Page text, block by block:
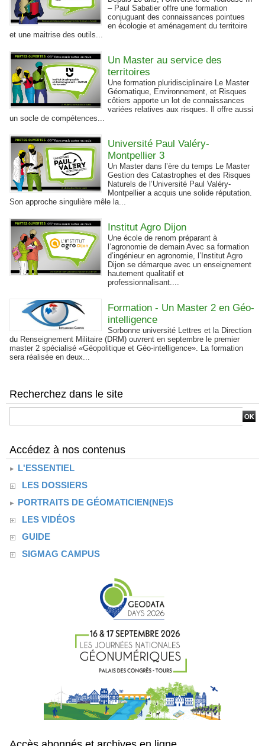
– Paul Sabatier offre une formation
conjuguant des connaissances pointues
en écologie et aménagement du territoire
et une maitrise des outils...
Un Master au service des
territoires
Une formation pluridisciplinaire Le Master
Géomatique, Environnement, et Risques
côtiers apporte un lot de connaissances
variées relatives aux risques. Il offre aussi
un socle de compétences...
Université Paul Valéry-
Montpellier 3
Un Master dans l’ère du temps Le Master
Gestion des Catastrophes et des Risques
Naturels de l’Université Paul Valéry-
Montpellier a acquis une solide réputation.
Son approche singulière mêle la...
Institut Agro Dijon
Une école de renom préparant à
l’agronomie de demain Avec sa formation
d’ingénieur en agronomie, l’Institut Agro
Dijon se démarque avec un enseignement
hautement qualitatif et
professionnalisant....
Formation - Un Master 2 en Géo-
intelligence
Sorbonne université Lettres et la Direction
du Renseignement Militaire (DRM) ouvrent en septembre le premier
master 2 spécialisé «Géopolitique et Géo-intelligence». La formation
sera réalisée en deux...
Recherchez dans le site
Accédez à nos contenus
L'ESSENTIEL
LES DOSSIERS
PORTRAITS DE GÉOMATICIEN(NE)S
LES VIDÉOS
GUIDE
SIGMAG CAMPUS